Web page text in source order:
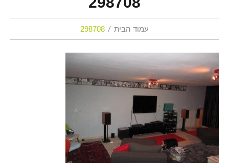
עמוד הבית 298708